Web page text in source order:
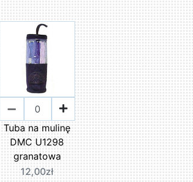
Tuba na mulinę
DMC U1298
granatowa
12,00zł